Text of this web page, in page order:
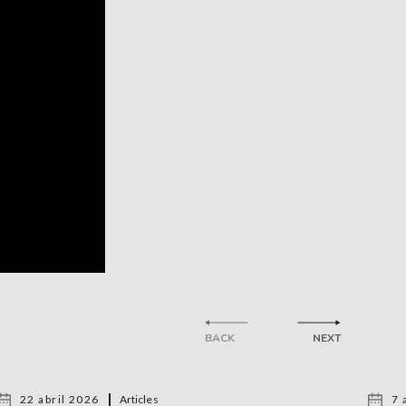
BACK
22 abril 2026 Articles 7
NEXT